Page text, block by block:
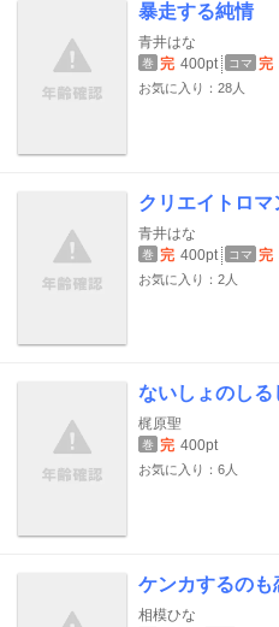
暴走する純情
青井はな
巻 完 400pt コマ 完
お気に入り：28人
クリエイトロマ
青井はな
巻 完 400pt コマ 完
お気に入り：2人
ないしょのしる
梶原聖
巻 完 400pt
お気に入り：6人
ケンカするのも
相模ひな